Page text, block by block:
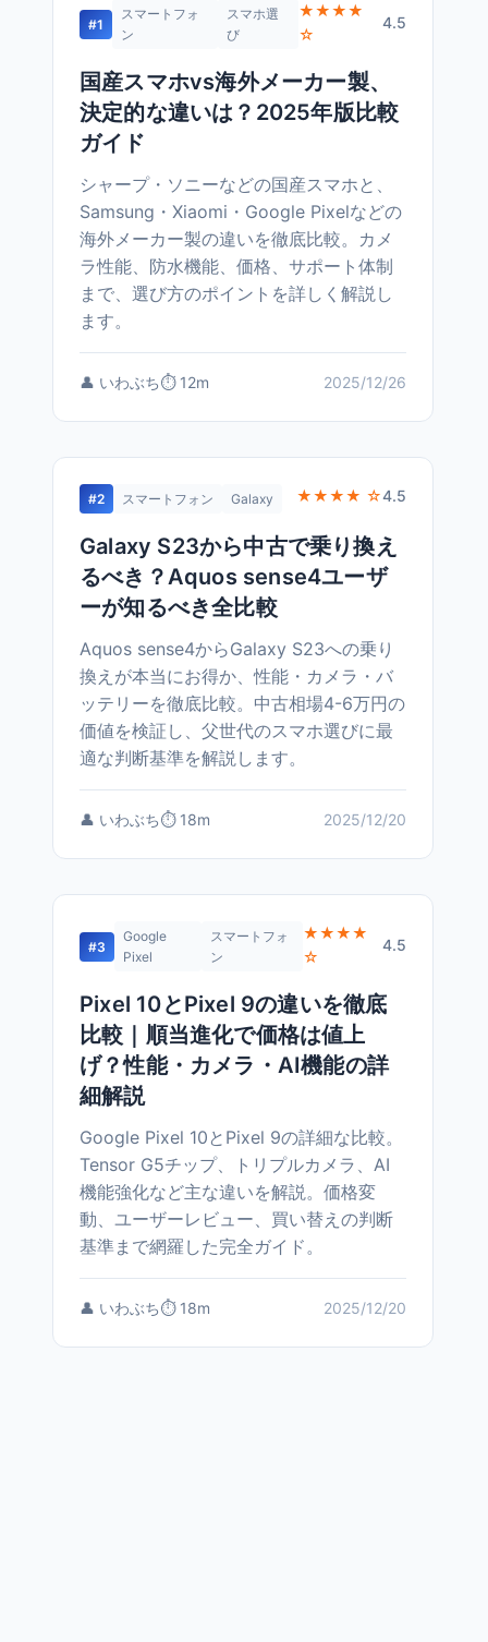
#1
スマートフォ
ン
スマホ選
び
★★★★
☆
4.5
国産スマホvs海外メーカー製、
決定的な違いは？2025年版比較
ガイド
シャープ・ソニーなどの国産スマホと、
Samsung・Xiaomi・Google Pixelなどの
海外メーカー製の違いを徹底比較。カメ
ラ性能、防水機能、価格、サポート体制
まで、選び方のポイントを詳しく解説し
ます。
👤 いわぶち⏱️ 12m 2025/12/26
#2 スマートフォン Galaxy ★★★★ ☆4.5
Galaxy S23から中古で乗り換え
るべき？Aquos sense4ユーザ
ーが知るべき全比較
Aquos sense4からGalaxy S23への乗り
換えが本当にお得か、性能・カメラ・バ
ッテリーを徹底比較。中古相場4-6万円の
価値を検証し、父世代のスマホ選びに最
適な判断基準を解説します。
👤 いわぶち⏱️ 18m 2025/12/20
#3
Google
Pixel
スマートフォ
ン
★★★★
☆
4.5
Pixel 10とPixel 9の違いを徹底
比較｜順当進化で価格は値上
げ？性能・カメラ・AI機能の詳
細解説
Google Pixel 10とPixel 9の詳細な比較。
Tensor G5チップ、トリプルカメラ、AI
機能強化など主な違いを解説。価格変
動、ユーザーレビュー、買い替えの判断
基準まで網羅した完全ガイド。
👤 いわぶち⏱️ 18m 2025/12/20